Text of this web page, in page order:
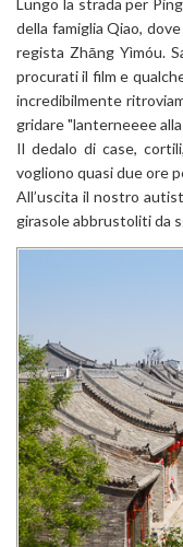
della famiglia Qiao,
regista Zhāng Yìmóu.
procurati il film e
incredibilmente
gridare "lanterneeee
Il dedalo di case,
vogliono quasi due ore
All’uscita il nostro
girasole abbrustoliti da